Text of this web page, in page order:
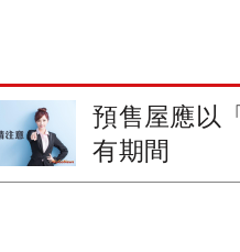
預售屋應以
有期間